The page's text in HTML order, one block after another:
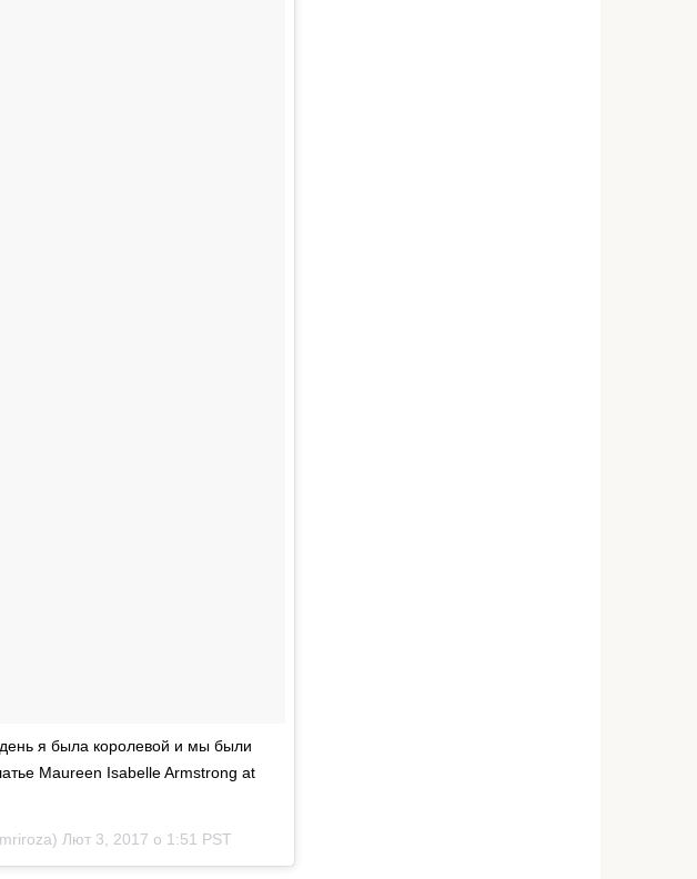
день я была королевой и мы были
Maureen Isabelle Armstrong at
Лют 3, 2017 о 1:51 PST